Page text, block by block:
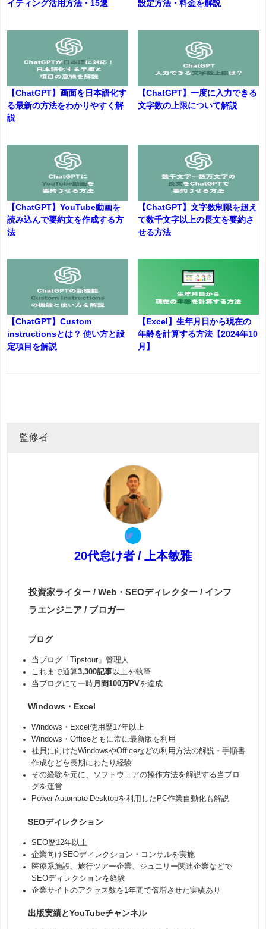
イティング活用方法・15選 設定方法・料金を解説
【ChatGPT】画面を日本語化す
る最新の方法をわかりやすく解
説
【ChatGPT】一度に入力できる
文字数の上限について解説
【ChatGPT】YouTube動画を
読み込んで要約文を作成する方
法
【ChatGPT】文字数制限を超え
て数千文字以上の長文を要約さ
せる方法
【ChatGPT】Custom
instructionsとは？ 使い方と設
定項目を解説
【Excel】生年月日から現在の
年齢を計算する方法【2024年10
月】
監修者
20代怠け者 / 上本敏雅
投資家ライター / Web・SEOディレクター / インフ
ラエンジニア / ブロガー
ブログ
当ブログ「Tipstour」管理人
これまで通算3,300記事以上を執筆
当ブログにて一時月間100万PVを達成
Windows・Excel
Windows・Excel使用歴17年以上
Windows・Officeともに常に最新版を利用
社員に向けたWindowsやOfficeなどの利用方法の解説・手順書
作成などを長期にわたり経験
その経験を元に、ソフトウェアの操作方法を解説する当ブロ
グを運営
Power Automate Desktopを利用したPC作業自動化も解説
SEOディレクション
SEO歴12年以上
企業向けSEOディレクション・コンサルを実施
医療系施設、旅行ツアー企業、ジュエリー関連企業などで
SEOディレクションを経験
企業サイトのアクセス数を1年間で倍増させた実績あり
出版実績とYouTubeチャンネル